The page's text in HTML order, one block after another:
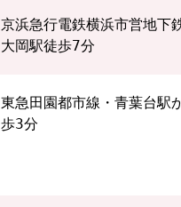
京浜急行電鉄横浜市営地下
大岡駅徒歩7分
東急田園都市線・青葉台駅
歩3分